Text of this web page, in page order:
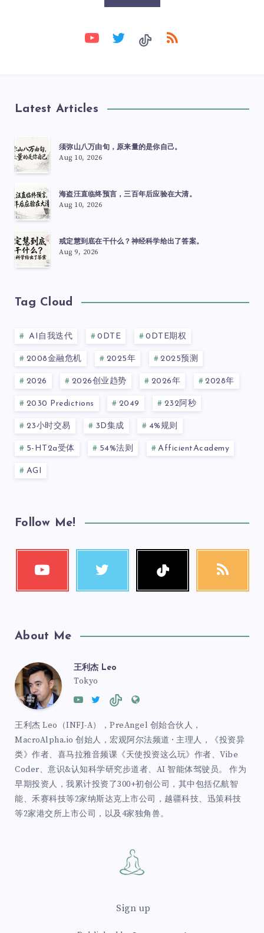
Latest Articles
须弥山八万由旬，原来量的是你自己。
Aug 10, 2026
海盗汪直临终预言，三百年后应验在大清。
Aug 10, 2026
戒定慧到底在干什么？神经科学给出了答案。
Aug 9, 2026
Tag Cloud
AI自我迭代 0DTE 0DTE期权
2008金融危机 2025年 2025预测
2026 2026创业趋势 2026年 2028年
2030 Predictions 2049 232阿秒
23小时交易 3D集成 4%规则
5-HT2a受体 54%法则 AfficientAcademy
AGI
Follow Me!
About Me
王利杰 Leo
Tokyo
王利杰 Leo（INFJ-A），PreAngel 创始合伙人，
MacroAlpha.io 创始人，宏观阿尔法频道 · 主理人，《投资异
类》作者、喜马拉雅音频课《天使投资这么玩》作者、Vibe
Coder、意识&认知科学研究步道者、AI 智能体驾驶员。 作为
早期投资人，我累计投资了300+初创公司，其中包括亿航智
能、禾赛科技等2家纳斯达克上市公司，越疆科技、迅策科技
等2家港交所上市公司，以及4家独角兽。
Sign up